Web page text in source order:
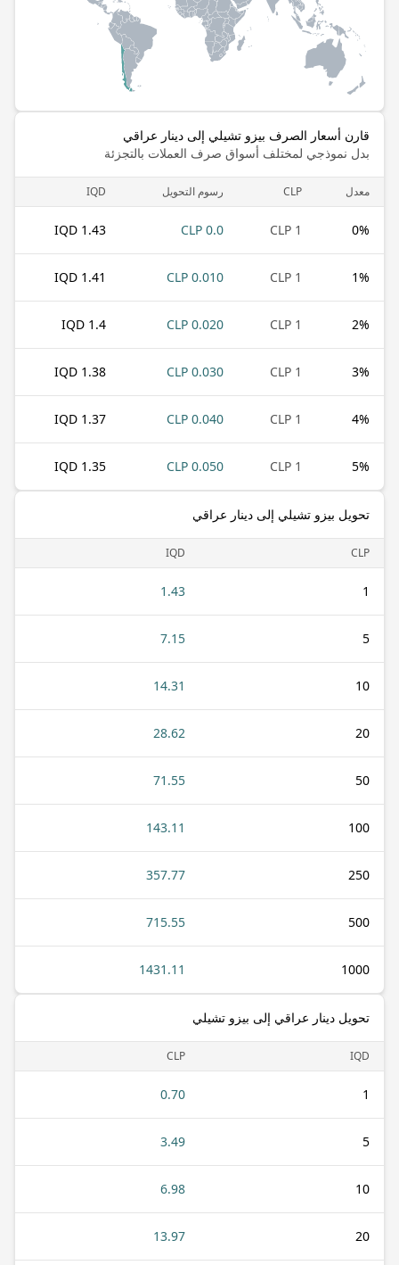
قارن أسعار الصرف بيزو تشيلي إلى دينار عراقي
بدل نموذجي لمختلف أسواق صرف العملات بالتجزئة
معدل CLP رسوم التحويل IQD
0%
1 CLP
0.0 CLP
1.43 IQD
1%
1 CLP
0.010 CLP
1.41 IQD
2%
1 CLP
0.020 CLP
1.4 IQD
3%
1 CLP
0.030 CLP
1.38 IQD
4%
1 CLP
0.040 CLP
1.37 IQD
5%
1 CLP
0.050 CLP
1.35 IQD
تحويل بيزو تشيلي إلى دينار عراقي
CLP
IQD
1
1.43
5
7.15
10
14.31
20
28.62
50
71.55
100
143.11
250
357.77
500
715.55
1000
1431.11
تحويل دينار عراقي إلى بيزو تشيلي
IQD
CLP
1
0.70
5
3.49
10
6.98
20
13.97